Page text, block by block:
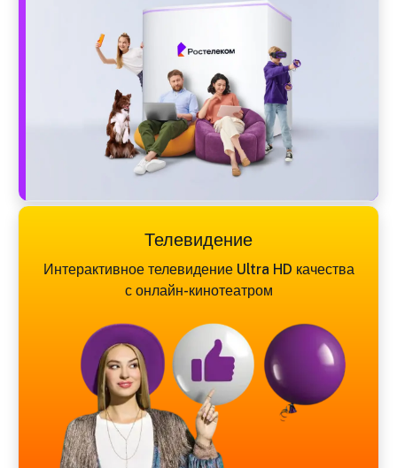
Телевидение
Интерактивное телевидение Ultra HD качества
с онлайн-кинотеатром